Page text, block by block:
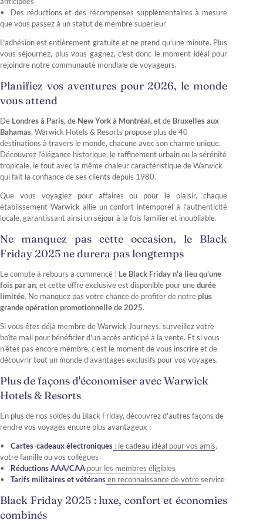
Des réductions et des récompenses supplémentaires à mesure
que vous passez à un statut de membre supérieur
L'adhésion est entièrement gratuite et ne prend qu'une minute. Plus
vous séjournez, plus vous gagnez, c'est donc le moment idéal pour
rejoindre notre communauté mondiale de voyageurs.
Planifiez vos aventures pour 2026, le monde
vous attend
De Londres à Paris,de New York à Montréal, etde Bruxelles aux
Bahamas, Warwick Hotels & Resorts propose plus de 40
destinations à travers le monde, chacune avec son charme unique.
Découvrez l'élégance historique, le raffinement urbain ou la sérénité
tropicale, le tout avec la même chaleur caractéristique de Warwick
qui fait la confiance de ses clients depuis 1980.
Que vous voyagiez pour affaires ou pour le plaisir, chaque
établissement Warwick allie un confort intemporel à l'authenticité
locale, garantissant ainsi un séjour à la fois familier et inoubliable.
Ne manquez pas cette occasion, le Black
Friday 2025 ne durera pas longtemps
Le compte à rebours a commencé ! Le Black Friday n'a lieu qu'une
fois par an, et cette offre exclusive est disponible pour unedurée
limitée. Ne manquez pas votre chance de profiter de notre plus
grande opération promotionnelle de 2025.
Si vous êtes déjà membre de Warwick Journeys, surveillez votre
boîte mail pour bénéficier d'un accès anticipé à la vente. Et si vous
n'êtes pas encore membre, c'est le moment de vous inscrire et de
découvrir tout un monde d'avantages exclusifs pour vos voyages.
Plus de façons d'économiser avec Warwick
Hotels & Resorts
En plus de nos soldes du Black Friday, découvrez d'autres façons de
rendre vos voyages encore plus avantageux :
Cartes-cadeaux électroniques : le cadeau idéal pour vos amis,
votre famille ou vos collègues
Réductions AAA/CAA pour les membres éligibles
Tarifs militaires et vétéransen reconnaissance de votre service
Black Friday 2025 : luxe, confort et économies
combinés